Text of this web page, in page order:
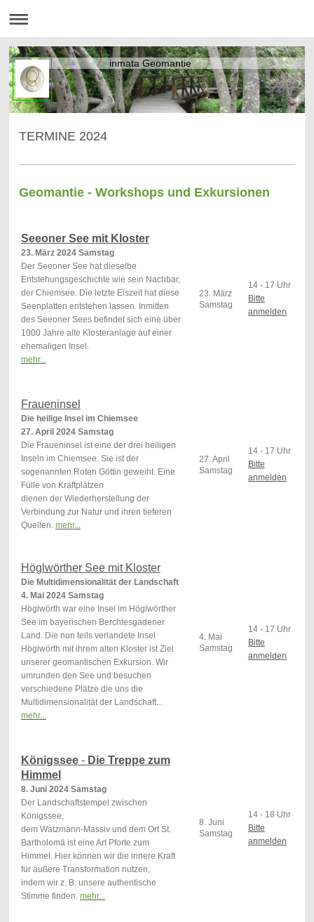
inmata Geomantie
TERMINE 2024
Geomantie - Workshops und Exkursionen
Seeoner See mit Kloster
23. März 2024 Samstag
Der Seeoner See hat dieselbe
Entstehungsgeschichte wie sein Nachbar,
der Chiemsee. Die letzte Eiszeit hat diese
Seenplatten entstehen lassen. Inmitten
des Seeoner Sees befindet sich eine über
1000 Jahre alte Klosteranlage auf einer
ehemaligen Insel.
mehr...
23. März
Samstag
14 - 17 Uhr
Bitte
anmelden
Fraueninsel
Die heilige Insel im Chiemsee
27. April 2024 Samstag
Die Fraueninsel ist eine der drei heiligen
Inseln im Chiemsee. Sie ist der
sogenannten Roten Göttin geweiht. Eine
Fülle von Kraftplätzen
dienen der Wiederherstellung der
Verbindung zur Natur und ihren tieferen
Quellen. mehr...
27. April
Samstag
14 - 17 Uhr
Bitte
anmelden
Höglwörther See mit Kloster
Die Multidimensionalität der Landschaft
4. Mai 2024 Samstag
Höglwörth war eine Insel im Höglwörther
See im bayerischen Berchtesgadener
Land. Die nun teils verlandete Insel
Höglwörth mit ihrem alten Kloster ist Ziel
unserer geomantischen Exkursion. Wir
umrunden den See und besuchen
verschiedene Plätze die uns die
Multidimensionalität der Landschaft...
mehr...
4. Mai
Samstag
14 - 17 Uhr
Bitte
anmelden
Königssee- Die Treppe zum
Himmel
8. Juni 2024 Samstag
Der Landschaftstempel zwischen
Königssee,
dem Watzmann-Massiv und dem Ort St.
Bartholomä ist eine Art Pforte zum
Himmel. Hier können wir die innere Kraft
für äußere Transformation nutzen,
indem wir z. B. unsere authentische
Stimme finden. mehr...
8. Juni
Samstag
14 - 18 Uhr
Bitte
anmelden